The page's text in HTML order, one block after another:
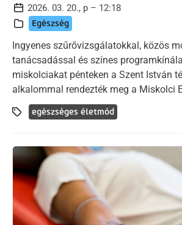
2026. 03. 20., p – 12:18
Egészség
Ingyenes szűrővizsgálatokkal, közös
tanácsadással és színes
miskolciakat pénteken a Szent István
alkalommal rendezték meg a Miskolci
egészséges életmód